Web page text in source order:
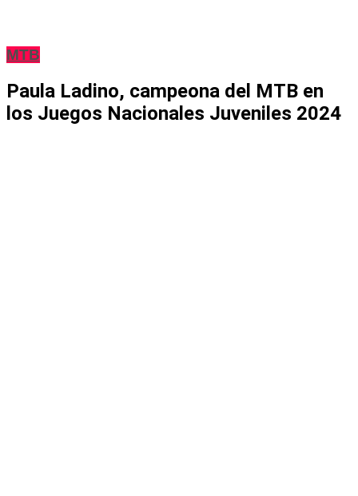
MTB
Paula Ladino, campeona del MTB en
los Juegos Nacionales Juveniles 2024